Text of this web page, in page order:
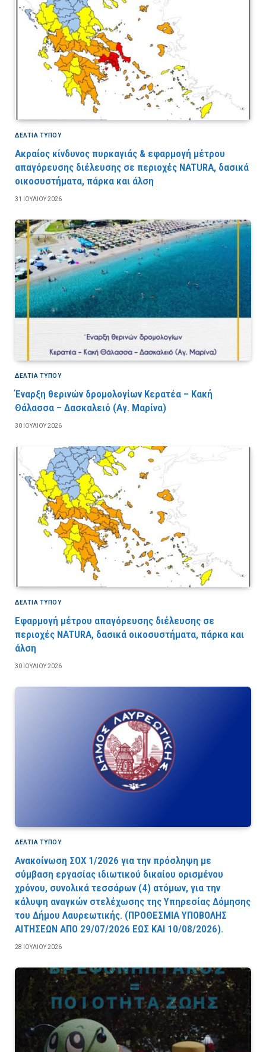
ΔΕΛΤΙΑ ΤΥΠΟΥ
Ακραίος κίνδυνος πυρκαγιάς & εφαρμογή μέτρου
απαγόρευσης διέλευσης σε περιοχές NATURA, δασικά
οικοσυστήματα, πάρκα και άλση
31 ΙΟΥΛΊΟΥ 2026
ΔΕΛΤΙΑ ΤΥΠΟΥ
Έναρξη θερινών δρομολογίων Κερατέα – Κακή
Θάλασσα – Δασκαλειό (Αγ. Μαρίνα)
30 ΙΟΥΛΊΟΥ 2026
ΔΕΛΤΙΑ ΤΥΠΟΥ
Εφαρμογή μέτρου απαγόρευσης διέλευσης σε
περιοχές NATURA, δασικά οικοσυστήματα, πάρκα και
άλση
30 ΙΟΥΛΊΟΥ 2026
ΔΕΛΤΙΑ ΤΥΠΟΥ
Ανακοίνωση ΣΟΧ 1/2026 για την πρόσληψη με
σύμβαση εργασίας ιδιωτικού δικαίου ορισμένου
χρόνου, συνολικά τεσσάρων (4) ατόμων, για την
κάλυψη αναγκών στελέχωσης της Υπηρεσίας Δόμησης
του Δήμου Λαυρεωτικής. (ΠPOΘEΣMIA YΠOBOΛHΣ
AITHΣEΩN AΠO 29/07/2026 EΩΣ KAI 10/08/2026).
28 ΙΟΥΛΊΟΥ 2026